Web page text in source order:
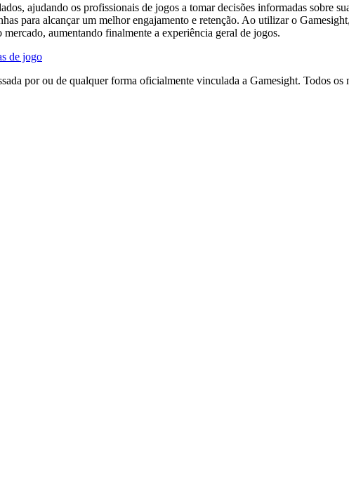
ajudando os profissionais de jogos a tomar decisões informadas sobre
para alcançar um melhor engajamento e retenção. Ao utilizar o
aumentando finalmente a experiência geral de jogos.
de jogo
por ou de qualquer forma oficialmente vinculada a Gamesight. Todos os